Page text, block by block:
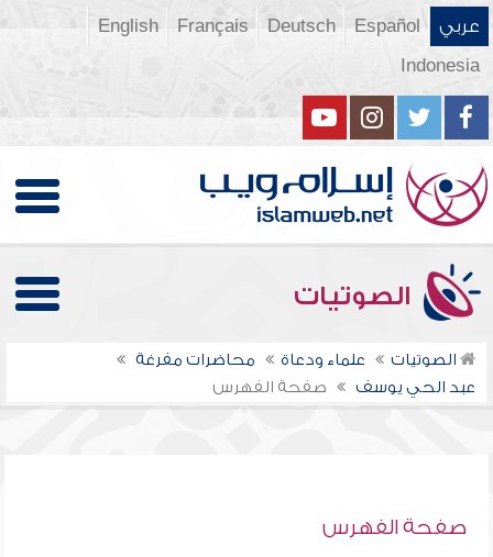
عربي Español
Deutsch
Français
English
Indonesia
الصوتيات
الصوتيات علماء ودعاة
محاضرات مفرغة
عبد الحي يوسف
صفحة الفهرس
صفحة الفهرس